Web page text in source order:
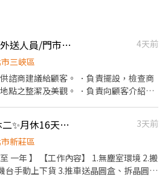
👍 文青蔬果店徵理菜/外送人員/門市人員
4天前
三峽區
諮商建議給顧客。 ．負責擺設，檢查商
點之整潔及美觀。 ．負責向顧客介紹商
形、盤點貨品存量及撰寫當日業務報
👍 長短期皆可‼️做二休二✨月休16天🔥晶圓搬運員 💥可短期2-3個月
3天前
新莊區
一年 】 【工作內容】 1.無塵室環境 2.搬
台手動上下貨 3.推車送晶圓盒、拆晶圓外